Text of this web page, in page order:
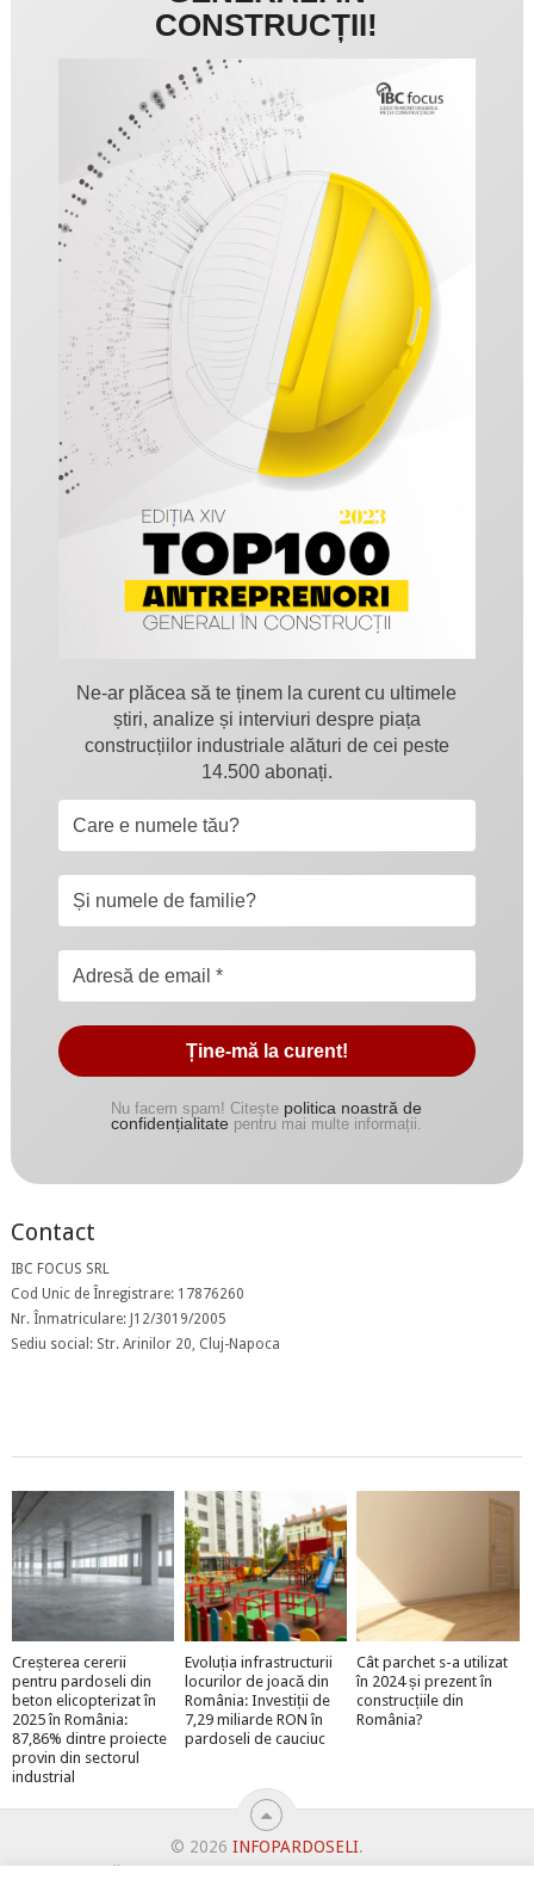
CONSTRUCȚII!
Ne-ar plăcea să te ținem la curent cu ultimele
știri, analize și interviuri despre piața
construcțiilor industriale alături de cei peste
14.500 abonați.
Nu facem spam! Citește politica noastră de
confidențialitate pentru mai multe informații.
Contact
IBC FOCUS SRL
Cod Unic de Înregistrare: 17876260
Nr. Înmatriculare: J12/3019/2005
Sediu social: Str. Arinilor 20, Cluj-Napoca
Creșterea cererii
pentru pardoseli din
beton elicopterizat în
2025 în România:
87,86% dintre proiecte
provin din sectorul
industrial
Evoluția infrastructurii
locurilor de joacă din
România: Investiții de
7,29 miliarde RON în
pardoseli de cauciuc
Cât parchet s-a utilizat
în 2024 și prezent în
construcțiile din
România?
© 2026 INFOPARDOSELI.